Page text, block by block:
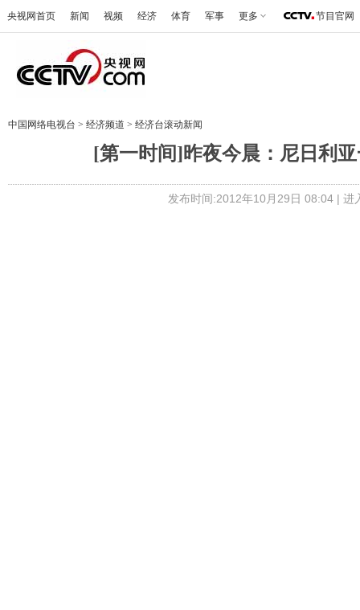
央视网首页 新闻 视频 经济 体育 军事 更多 节目官网
中国网络电视台 > 经济频道 > 经济台滚动新闻
[第一时间]昨夜今晨：尼日利
发布时间:2012年10月29日 08:04 | 进